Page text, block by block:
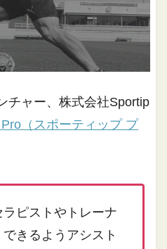
チャー、株式会社Sportip
（スポーティップ プ
ピストやトレーナ
きるようアシスト